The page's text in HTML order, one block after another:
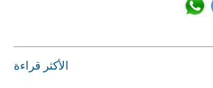
الأكثر قراءة